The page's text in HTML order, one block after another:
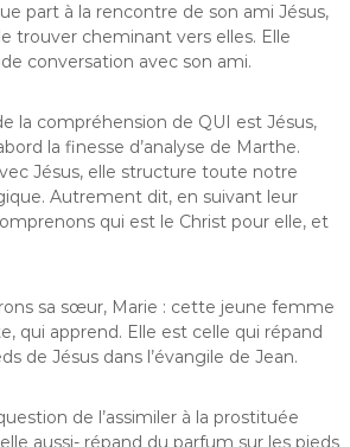
part à la rencontre de son ami Jésus,
trouver cheminant vers elles. Elle
conversation avec son ami.
la compréhension de QUI est Jésus,
la finesse d’analyse de Marthe.
Jésus, elle structure toute notre
Autrement dit, en suivant leur
qui est le Christ pour elle, et
sa sœur, Marie : cette jeune femme
qui apprend. Elle est celle qui répand
de Jésus dans l’évangile de Jean.
de l’assimiler à la prostituée
aussi- répand du parfum sur les pieds